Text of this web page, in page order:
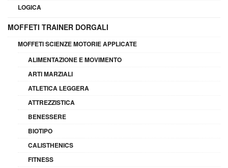
LOGICA
MOFFETI TRAINER DORGALI
MOFFETI SCIENZE MOTORIE APPLICATE
ALIMENTAZIONE E MOVIMENTO
ARTI MARZIALI
ATLETICA LEGGERA
ATTREZZISTICA
BENESSERE
BIOTIPO
CALISTHENICS
FITNESS